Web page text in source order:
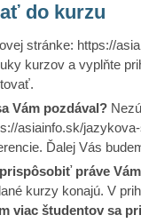
do kurzu
stránke: https://
kurzov a vyplňte
Vám pozdával?
asiain­fo.sk/
Ďalej Vás
práve Vám
kurzy konajú. V
viac študentov sa